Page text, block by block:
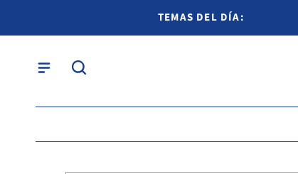
TEMAS DEL DÍA: